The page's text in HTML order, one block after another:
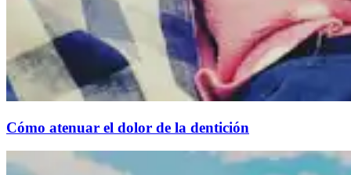
Cómo atenuar el dolor de la dentición